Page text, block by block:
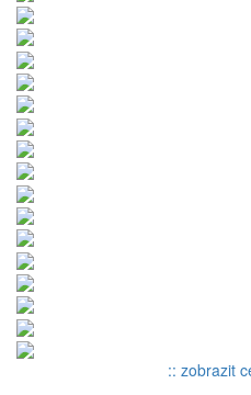
:: zobrazit